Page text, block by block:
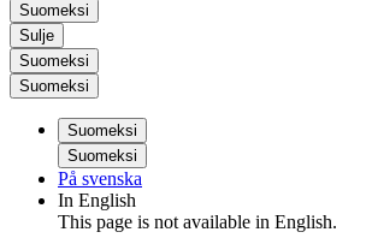
Suomeksi
Sulje
Suomeksi
Suomeksi
Suomeksi
Suomeksi
På svenska
In English
This page is not available in English.